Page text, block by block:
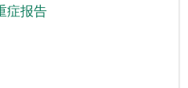
症报告